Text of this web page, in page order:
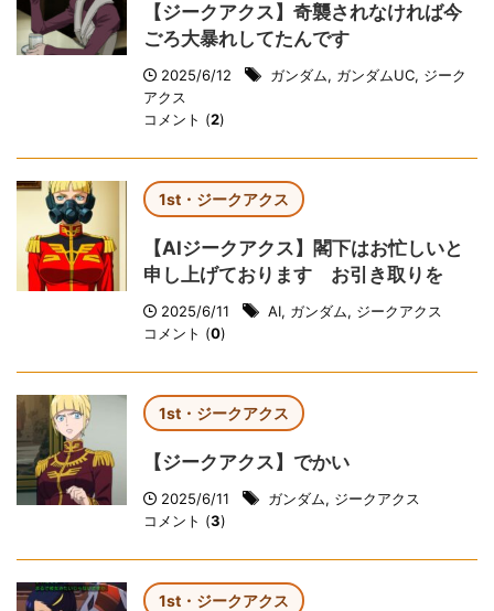
【ジークアクス】奇襲されなければ今
ごろ大暴れしてたんです
2025/6/12 ガンダム, ガンダムUC, ジーク
アクス
コメント (2)
1st・ジークアクス
【AIジークアクス】閣下はお忙しいと
申し上げております お引き取りを
2025/6/11 AI, ガンダム, ジークアクス
コメント (0)
1st・ジークアクス
【ジークアクス】でかい
2025/6/11 ガンダム, ジークアクス
コメント (3)
1st・ジークアクス